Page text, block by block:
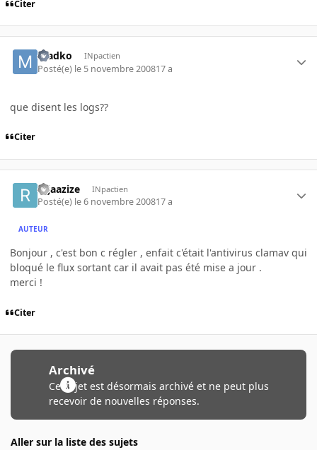
Citer
madko INpactien
Posté(e) le 5 novembre 200817 a
que disent les logs??
Citer
rajaazize INpactien
Posté(e) le 6 novembre 200817 a
AUTEUR
Bonjour , c'est bon c régler , enfait c'était l'antivirus clamav qui
bloqué le flux sortant car il avait pas été mise a jour .
merci !
Citer
Archivé
Ce sujet est désormais archivé et ne peut plus
recevoir de nouvelles réponses.
Aller sur la liste des sujets